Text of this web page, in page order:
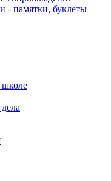
- памятки, буклеты
школе